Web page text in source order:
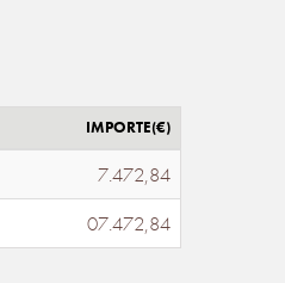
IMPORTE(€)
7.472,84
07.472,84